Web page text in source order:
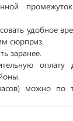
удобное
сюрприз.
заранее.
оплату
можно по